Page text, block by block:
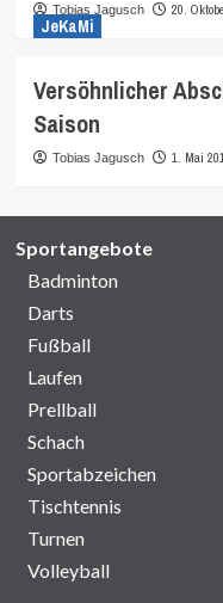
Tobias Jagusch 20.
JeKaMi
Versöhnlicher
Saison
Tobias Jagusch 1. Mai
Sportangebote
Badminton
Darts
Fußball
Laufen
Prellball
Schach
Sportabzeichen
Tischtennis
Turnen
Volleyball